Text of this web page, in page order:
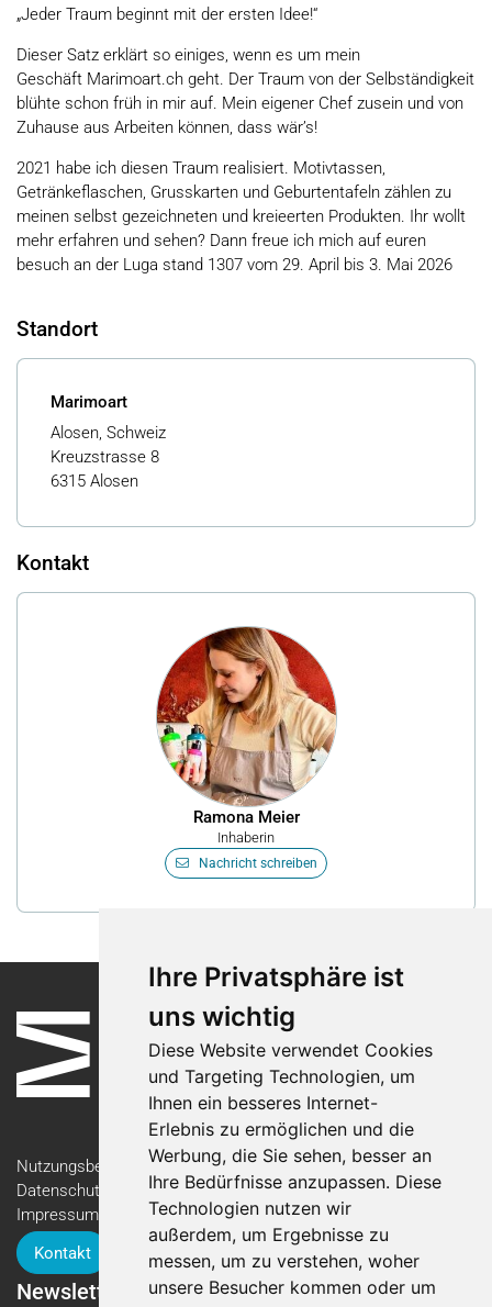
Ihre Privatsphäre ist
uns wichtig
Diese Website verwendet Cookies
und Targeting Technologien, um
Ihnen ein besseres Internet-
Erlebnis zu ermöglichen und die
Werbung, die Sie sehen, besser an
Ihre Bedürfnisse anzupassen. Diese
Technologien nutzen wir
außerdem, um Ergebnisse zu
messen, um zu verstehen, woher
unsere Besucher kommen oder um
„Jeder Traum beginnt mit der ersten Idee!“
Dieser Satz erklärt so einiges, wenn es um mein
Geschäft Marimoart.ch geht. Der Traum von der Selbständigkeit
blühte schon früh in mir auf. Mein eigener Chef zusein und von
Zuhause aus Arbeiten können, dass wär’s!
2021 habe ich diesen Traum realisiert. Motivtassen,
Getränkeflaschen, Grusskarten und Geburtentafeln zählen zu
meinen selbst gezeichneten und kreieerten Produkten. Ihr wollt
mehr erfahren und sehen? Dann freue ich mich auf euren
besuch an der Luga stand 1307 vom 29. April bis 3. Mai 2026
Standort
Marimoart
Alosen, Schweiz
Kreuzstrasse 8
6315 Alosen
Kontakt
Ramona Meier
Inhaberin
Nachricht schreiben
Nutzungsbedingungen
Datenschutzerklärung
Impressum
Kontakt
Newsletter